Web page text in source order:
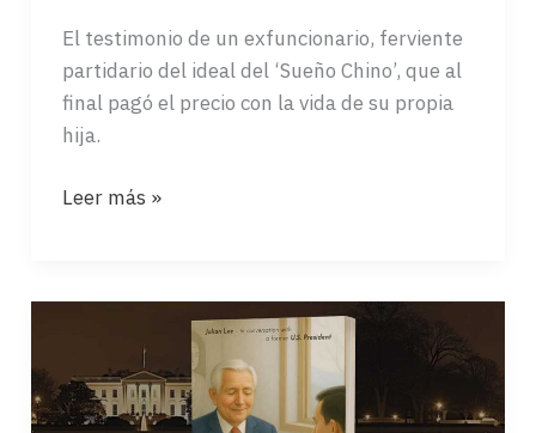
El testimonio de un exfuncionario, ferviente
partidario del ideal del ‘Sueño Chino’, que al
final pagó el precio con la vida de su propia
hija.
EL
Leer más »